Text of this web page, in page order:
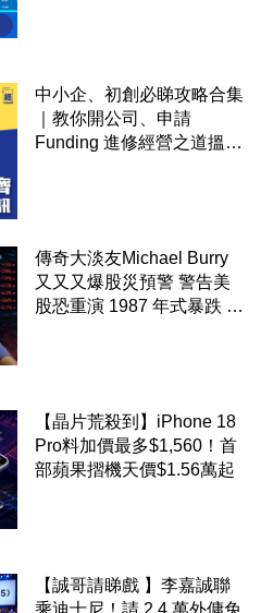
中小企、初創必睇攻略合集
｜教你開公司、申請
Funding 進修經營之道搵大
傳奇大淡友Michael Burry
又又又爆股災預警 警告美
股恐重演 1987 年式暴跌 企
【晶片荒殺到】iPhone 18
Pro料加價最多$1,560！首
部蘋果摺機天價$1.56萬起
【誠哥請睇戲 】李嘉誠聯
乘迪士尼！請 2.4 萬外傭免